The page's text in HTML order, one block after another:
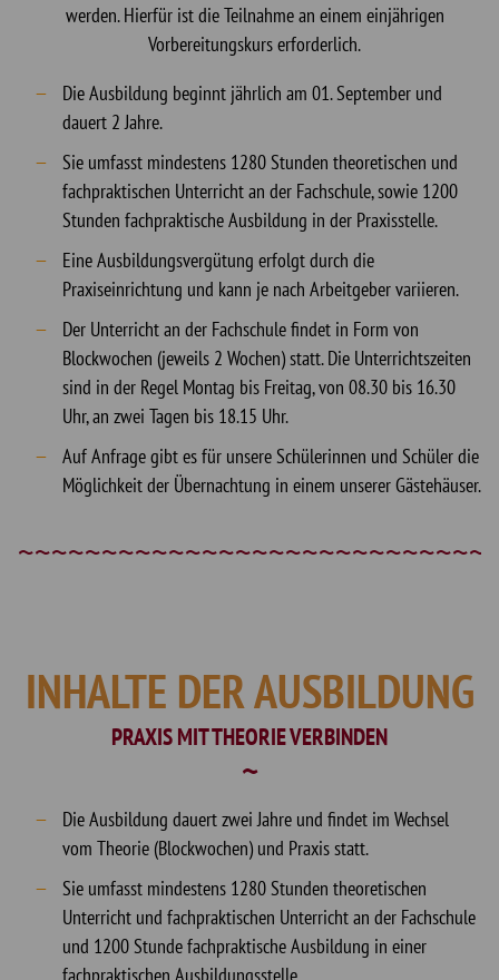
werden. Hierfür ist die Teilnahme an einem einjährigen
Vorbereitungskurs erforderlich.
Die Ausbildung beginnt jährlich am 01. September und
dauert 2 Jahre.
Sie umfasst mindestens 1280 Stunden theoretischen und
fachpraktischen Unterricht an der Fachschule, sowie 1200
Stunden fachpraktische Ausbildung in der Praxisstelle.
Eine Ausbildungsvergütung erfolgt durch die
Praxiseinrichtung und kann je nach Arbeitgeber variieren.
Der Unterricht an der Fachschule findet in Form von
Blockwochen (jeweils 2 Wochen) statt. Die Unterrichtszeiten
sind in der Regel Montag bis Freitag, von 08.30 bis 16.30
Uhr, an zwei Tagen bis 18.15 Uhr.
Auf Anfrage gibt es für unsere Schülerinnen und Schüler die
Möglichkeit der Übernachtung in einem unserer Gästehäuser.
INHALTE DER AUSBILDUNG
PRAXIS MIT THEORIE VERBINDEN
Die Ausbildung dauert zwei Jahre und findet im Wechsel
vom Theorie (Blockwochen) und Praxis statt.
Sie umfasst mindestens 1280 Stunden theoretischen
Unterricht und fachpraktischen Unterricht an der Fachschule
und 1200 Stunde fachpraktische Ausbildung in einer